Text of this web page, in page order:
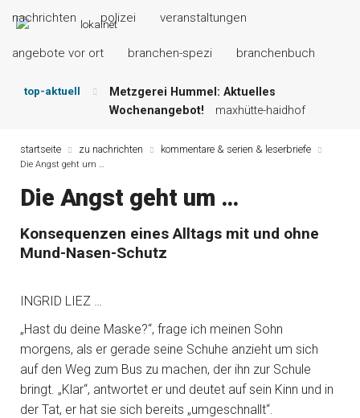
nachrichten polizei veranstaltungen
angebote vor ort branchen-spezi branchenbuch
top-aktuell
Metzgerei Hummel: Aktuelles
Wochenangebot!
maxhütte-haidhof
Grillspezialitäten u.v.m.!
kallmünz
Der „deutsche Michel“ muss nun
leserbriefe
Maxhütter Fischladen: Unser aktuelles
startseite zu nachrichten kommentare & serien & leserbriefe
Die Angst geht um …
Die Angst geht um …
Konsequenzen eines Alltags mit und ohne
Mund-Nasen-Schutz
INGRID LIEZ …
„Hast du deine Maske?“, frage ich meinen Sohn
morgens, als er gerade seine Schuhe anzieht um sich
auf den Weg zum Bus zu machen, der ihn zur Schule
bringt. „Klar“, antwortet er und deutet auf sein Kinn und in
der Tat, er hat sie sich bereits „umgeschnallt“.